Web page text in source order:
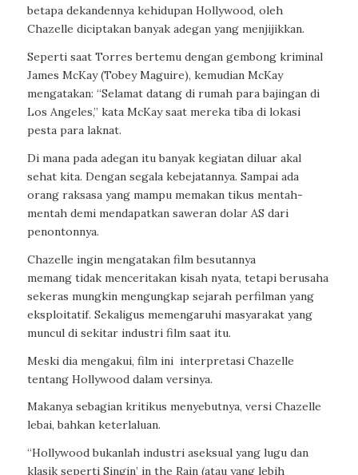
betapa dekandennya kehidupan Hollywood, oleh
Chazelle diciptakan banyak adegan yang menjijikkan.
Seperti saat Torres bertemu dengan gembong kriminal
James McKay (Tobey Maguire), kemudian McKay
mengatakan: “Selamat datang di rumah para bajingan di
Los Angeles,” kata McKay saat mereka tiba di lokasi
pesta para laknat.
Di mana pada adegan itu banyak kegiatan diluar akal
sehat kita. Dengan segala kebejatannya. Sampai ada
orang raksasa yang mampu memakan tikus mentah-
mentah demi mendapatkan saweran dolar AS dari
penontonnya.
Chazelle ingin mengatakan film besutannya
memang tidak menceritakan kisah nyata, tetapi berusaha
sekeras mungkin mengungkap sejarah perfilman yang
eksploitatif. Sekaligus memengaruhi masyarakat yang
muncul di sekitar industri film saat itu.
Meski dia mengakui, film ini interpretasi Chazelle
tentang Hollywood dalam versinya.
Makanya sebagian kritikus menyebutnya, versi Chazelle
lebai, bahkan keterlaluan.
“Hollywood bukanlah industri aseksual yang lugu dan
klasik seperti Singin’ in the Rain (atau yang lebih